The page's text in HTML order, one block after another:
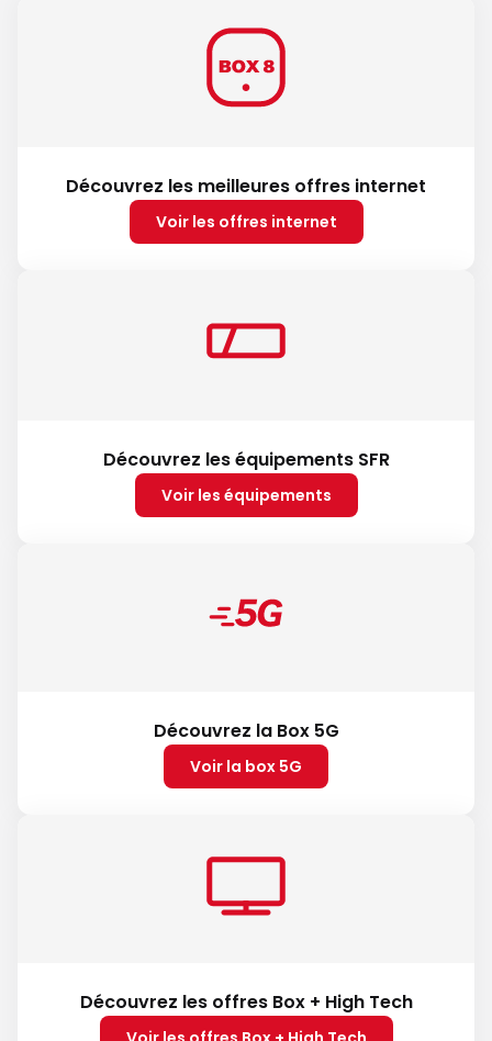
Découvrez les meilleures offres internet
Voir les offres internet
Découvrez les équipements SFR
Voir les équipements
Découvrez la Box 5G
Voir la box 5G
Découvrez les offres Box + High Tech